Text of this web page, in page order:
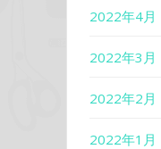
2022年4月
2022年3月
2022年2月
2022年1月